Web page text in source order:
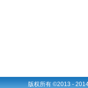
版权所有 ©2013 -